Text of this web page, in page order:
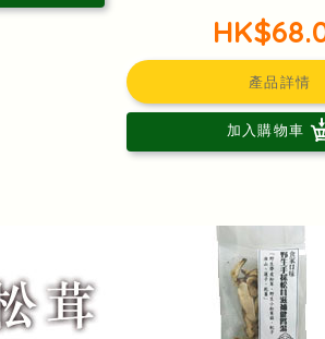
產品詳情
加入購物車